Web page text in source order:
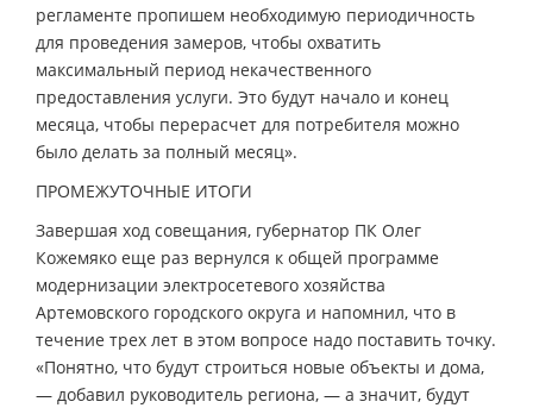
регламенте пропишем необходимую периодичность
для проведения замеров, чтобы охватить
максимальный период некачественного
предоставления услуги. Это будут начало и конец
месяца, чтобы перерасчет для потребителя можно
было делать за полный месяц».
ПРОМЕЖУТОЧНЫЕ ИТОГИ
Завершая ход совещания, губернатор ПК Олег
Кожемяко еще раз вернулся к общей программе
модернизации электросетевого хозяйства
Артемовского городского округа и напомнил, что в
течение трех лет в этом вопросе надо поставить точку.
«Понятно, что будут строиться новые объекты и дома,
— добавил руководитель региона, — а значит, будут